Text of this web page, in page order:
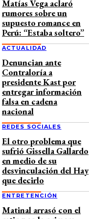
Matías Vega aclaró
rumores sobre un
supuesto romance en
Perú: “Estaba soltero”
ACTUALIDAD
Denuncian ante
Contraloría a
presidente Kast por
entregar información
falsa en cadena
nacional
REDES SOCIALES
El otro problema que
sufrió Gissella Gallardo
en medio de su
desvinculación del Hay
que decirlo
ENTRETENCIÓN
Matinal arrasó con el